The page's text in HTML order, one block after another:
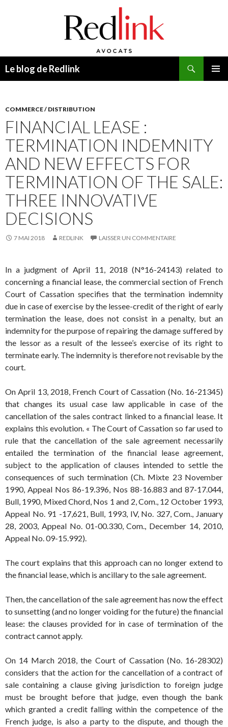
Le blog de Redlink
COMMERCE / DISTRIBUTION
FINANCIAL LEASE :
TERMINATION INDEMNITY
AND NEW EFFECTS FOR
TERMINATION OF THE SALE:
THREE INNOVATIVE
DECISIONS
7 MAI 2018 REDLINK LAISSER UN COMMENTAIRE
In a judgment of April 11, 2018 (N°16-24143) related to
concerning a financial lease, the commercial section of French
Court of Cassation specifies that the termination indemnity
due in case of exercise by the lessee-credit of the right of early
termination the lease, does not consist in a penalty, but an
indemnity for the purpose of repairing the damage suffered by
the lessor as a result of the lessee’s exercise of its right to
terminate early. The indemnity is therefore not revisable by the
court.
On April 13, 2018, French Court of Cassation (No. 16-21345)
that changes its usual case law applicable in case of the
cancellation of the sales contract linked to a financial lease. It
explains this evolution. « The Court of Cassation so far used to
rule that the cancellation of the sale agreement necessarily
entailed the termination of the financial lease agreement,
subject to the application of clauses intended to settle the
consequences of such termination (Ch. Mixte 23 November
1990, Appeal Nos 86-19.396, Nos 88-16.883 and 87-17.044,
Bull, 1990, Mixed Chord, Nos 1 and 2, Com., 12 October 1993,
Appeal No. 91 -17,621, Bull, 1993, IV, No. 327, Com., January
28, 2003, Appeal No. 01-00.330, Com., December 14, 2010,
Appeal No. 09-15.992).
The court explains that this approach can no longer extend to
the financial lease, which is ancillary to the sale agreement.
Then, the cancellation of the sale agreement has now the effect
to sunsetting (and no longer voiding for the future) the financial
lease: the clauses provided for in case of termination of the
contract cannot apply.
On 14 March 2018, the Court of Cassation (No. 16-28302)
considers that the action for the cancellation of a contract of
sale containing a clause giving jurisdiction to foreign judge
must be brought before that judge, even though the bank
which granted a credit falling within the competence of the
French judge, is also a party to the dispute, and though the